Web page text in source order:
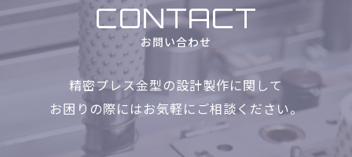
CONTACT
お問い合わせ
精密プレス金型の設計製作に関して
お困りの際にはお気軽に ご相談ください。